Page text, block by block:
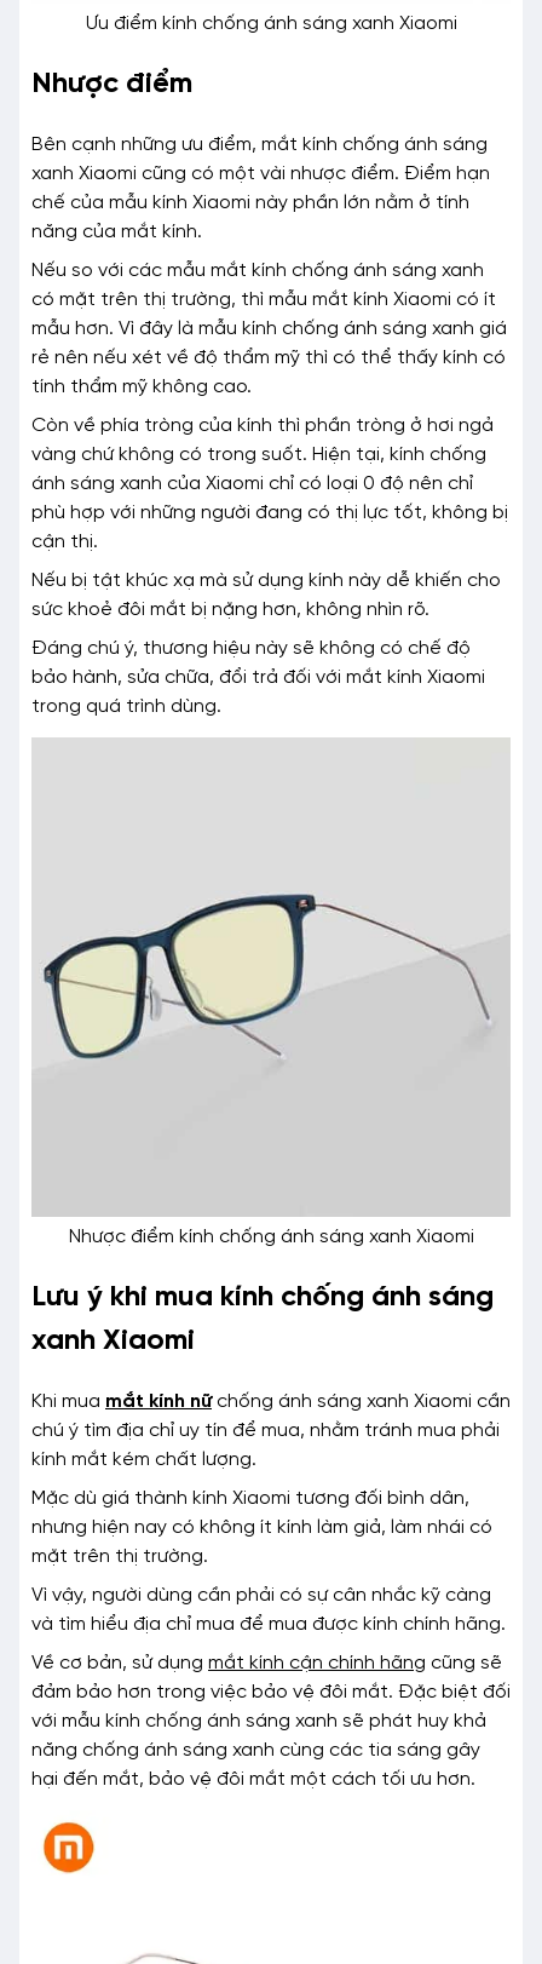
Ưu điểm kính chống ánh sáng xanh Xiaomi
Nhược điểm
Bên cạnh những ưu điểm, mắt kính chống ánh sáng
xanh Xiaomi cũng có một vài nhược điểm. Điểm hạn
chế của mẫu kính Xiaomi này phần lớn nằm ở tính
năng của mắt kính.
Nếu so với các mẫu mắt kính chống ánh sáng xanh
có mặt trên thị trường, thì mẫu mắt kính Xiaomi có ít
mẫu hơn. Vì đây là mẫu kính chống ánh sáng xanh giá
rẻ nên nếu xét về độ thẩm mỹ thì có thể thấy kính có
tính thẩm mỹ không cao.
Còn về phía tròng của kính thì phần tròng ở hơi ngả
vàng chứ không có trong suốt. Hiện tại, kính chống
ánh sáng xanh của Xiaomi chỉ có loại 0 độ nên chỉ
phù hợp với những người đang có thị lực tốt, không bị
cận thị.
Nếu bị tật khúc xạ mà sử dụng kính này dễ khiến cho
sức khoẻ đôi mắt bị nặng hơn, không nhìn rõ.
Đáng chú ý, thương hiệu này sẽ không có chế độ
bảo hành, sửa chữa, đổi trả đối với mắt kính Xiaomi
trong quá trình dùng.
Nhược điểm kính chống ánh sáng xanh Xiaomi
Lưu ý khi mua kính chống ánh sáng
xanh Xiaomi
Khi mua mắt kính nữchống ánh sáng xanh Xiaomi cần
chú ý tìm địa chỉ uy tín để mua, nhằm tránh mua phải
kính mắt kém chất lượng.
Mặc dù giá thành kính Xiaomi tương đối bình dân,
nhưng hiện nay có không ít kính làm giả, làm nhái có
mặt trên thị trường.
Vì vậy, người dùng cần phải có sự cân nhắc kỹ càng
và tìm hiểu địa chỉ mua để mua được kính chính hãng.
Về cơ bản, sử dụng mắt kính cận chính hãng cũng sẽ
đảm bảo hơn trong việc bảo vệ đôi mắt. Đặc biệt đối
với mẫu kính chống ánh sáng xanh sẽ phát huy khả
năng chống ánh sáng xanh cùng các tia sáng gây
hại đến mắt, bảo vệ đôi mắt một cách tối ưu hơn.